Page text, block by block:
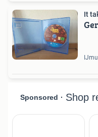
It